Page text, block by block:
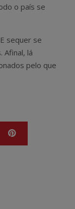
o país se
sequer se
Afinal, lá
pelo que